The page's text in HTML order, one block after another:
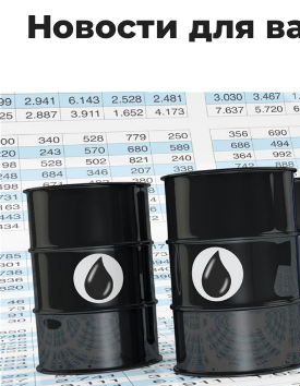
Новости для